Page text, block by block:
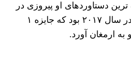
دستاوردهای او پیروزی در
Main Event تورنمنتی در سال ۲۰۱۷ بود که جایزه ۱
به ارمغان آورد.